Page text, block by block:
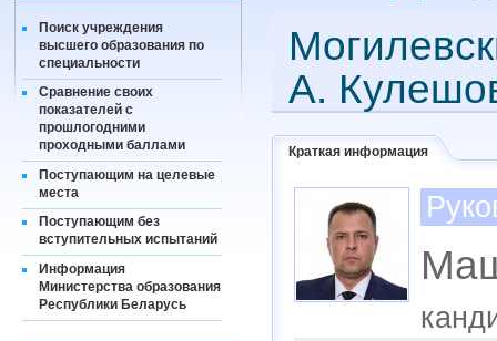
Поиск учреждения
высшего образования по
специальности
Сравнение своих
показателей с
прошлогодними
проходными баллами
Поступающим на целевые
места
Поступающим без
вступительных испытаний
Информация
Министерства образования
Республики Беларусь
А.
Краткая информация